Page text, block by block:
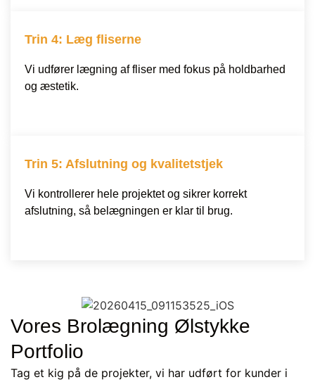
Trin 4: Læg fliserne
Vi udfører lægning af fliser med fokus på holdbarhed
og æstetik.
Trin 5: Afslutning og kvalitetstjek
Vi kontrollerer hele projektet og sikrer korrekt
afslutning, så belægningen er klar til brug.
Vores Brolægning Ølstykke
Portfolio
Tag et kig på de projekter, vi har udført for kunder i